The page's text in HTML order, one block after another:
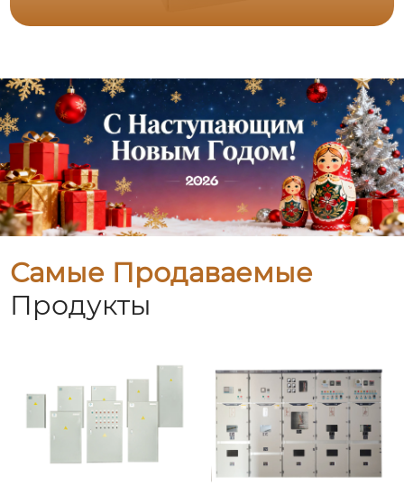
Самые Продаваемые
Продукты